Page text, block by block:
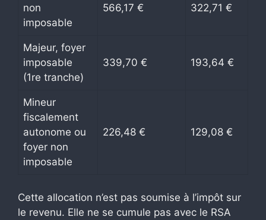
non
imposable
566,17 € 322,71 €
Majeur, foyer
imposable
(1re tranche)
339,70 € 193,64 €
Mineur
fiscalement
autonome ou
foyer non
imposable
226,48 € 129,08 €
Cette allocation n’est pas soumise à l’impôt sur
le revenu. Elle ne se cumule pas avec le RSA